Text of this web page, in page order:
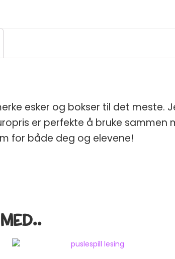
esker og bokser til det meste.
er perfekte å bruke sammen
for både deg og elevene!